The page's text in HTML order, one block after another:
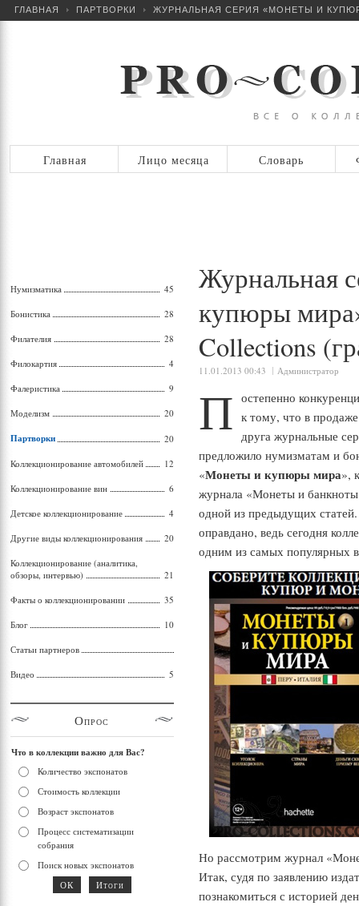
ГЛАВНАЯ ПАРТВОРКИ ЖУРНАЛЬНАЯ СЕРИЯ «МОНЕТЫ И
Главная Лицо месяца Словарь
Журнальная
купюры
Collections
11.01.2013 00:43 Администратор
П остепенно
к тому, что в
друга журнальные
предложило нумизматам и
«Монеты и купюры мира»,
журнала «Монеты и
одной из предыдущих
оправдано, ведь сегодня
одним из самых популярных
Но рассмотрим журнал
Итак, судя по заявлению
познакомиться с историей
Нумизматика 45
Бонистика 28
Филателия 28
Филокартия 4
Фалеристика 9
Моделизм 20
Партворки 20
Коллекционирование автомобилей 12
Коллекционирование вин 6
Детское коллекционирование 4
Другие виды коллекционирования 20
Коллекционирование (аналитика,
обзоры, интервью)
21
Факты о коллекционировании 35
Блог 10
Статьи партнеров
Видео 5
Опрос
Что в коллекции важно для Вас?
Количество экспонатов
Стоимость коллекции
Возраст экспонатов
Процесс систематизации
собрания
Поиск новых экспонатов